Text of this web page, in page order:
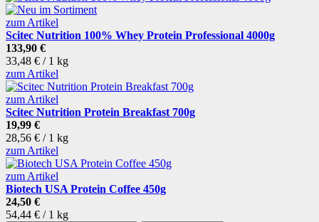
zum Artikel
Scitec Nutrition 100% Whey Protein Professional 4000g
133,90 €
33,48 € / 1 kg
zum Artikel
zum Artikel
Scitec Nutrition Protein Breakfast 700g
19,99 €
28,56 € / 1 kg
zum Artikel
zum Artikel
Biotech USA Protein Coffee 450g
24,50 €
54,44 € / 1 kg